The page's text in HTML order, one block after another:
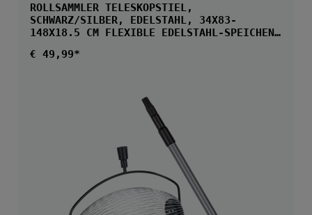
ROLLSAMMLER TELESKOPSTIEL,
SCHWARZ/SILBER, EDELSTAHL, 34X83-
148X18.5 CM FLEXIBLE EDELSTAHL-SPEICHEN
Regulärer Preis:
€ 49,99*